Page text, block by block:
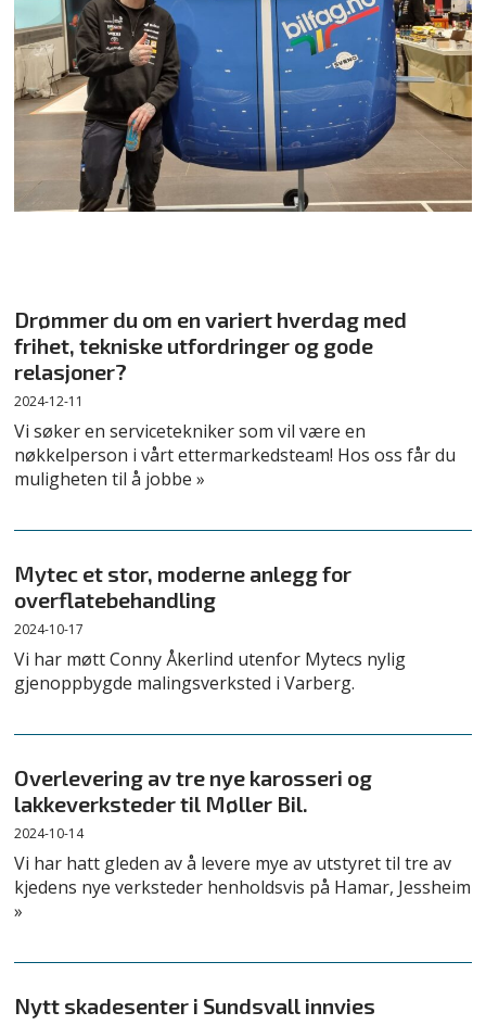
Drømmer du om en variert hverdag med
frihet, tekniske utfordringer og gode
relasjoner?
2024-12-11
Vi søker en servicetekniker som vil være en
nøkkelperson i vårt ettermarkedsteam! Hos oss får du
muligheten til å jobbe »
Mytec et stor, moderne anlegg for
overflatebehandling
2024-10-17
Vi har møtt Conny Åkerlind utenfor Mytecs nylig
gjenoppbygde malingsverksted i Varberg.
Overlevering av tre nye karosseri og
lakkeverksteder til Møller Bil.
2024-10-14
Vi har hatt gleden av å levere mye av utstyret til tre av
kjedens nye verksteder henholdsvis på Hamar, Jessheim
»
Nytt skadesenter i Sundsvall innvies